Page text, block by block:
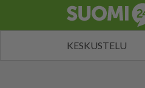
KESKUSTELU